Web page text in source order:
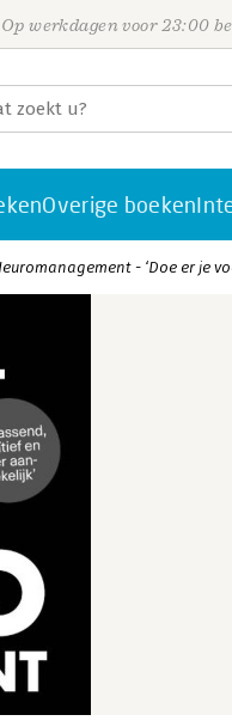
Op werkdagen voor 23:00
Overige boeken
- ‘Doe er je